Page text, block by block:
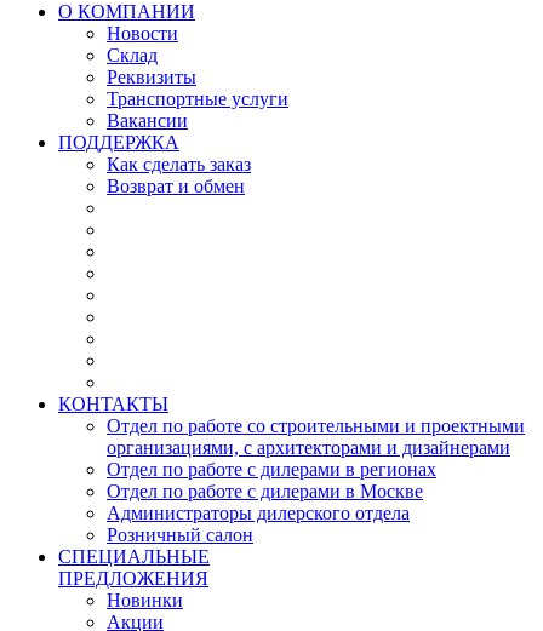
О КОМПАНИИ
Новости
Склад
Реквизиты
Транспортные услуги
Вакансии
ПОДДЕРЖКА
Как сделать заказ
Возврат и обмен
КОНТАКТЫ
Отдел по работе со строительными и проектными
организациями, с архитекторами и дизайнерами
Отдел по работе с дилерами в регионах
Отдел по работе с дилерами в Москве
Администраторы дилерского отдела
Розничный салон
СПЕЦИАЛЬНЫЕ
ПРЕДЛОЖЕНИЯ
Новинки
Акции